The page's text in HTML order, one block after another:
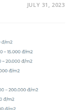
JULY 31, 2023